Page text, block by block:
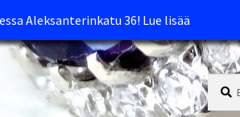
Aleksanterinkatu 36! Lue lisää
Etsi:
Haku